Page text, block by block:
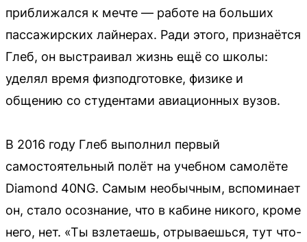
приближался к мечте — работе на больших
пассажирских лайнерах. Ради этого, признаётся
Глеб, он выстраивал жизнь ещё со школы:
уделял время физподготовке, физике и
общению со студентами авиационных вузов.
В 2016 году Глеб выполнил первый
самостоятельный полёт на учебном самолёте
Diamond 40NG. Самым необычным, вспоминает
он, стало осознание, что в кабине никого, кроме
него, нет. «Ты взлетаешь, отрываешься, тут что-